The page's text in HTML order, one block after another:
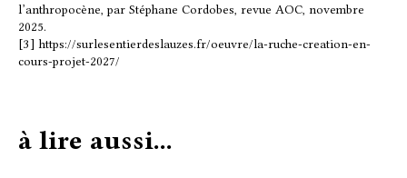
l’anthropocène, par Stéphane Cordobes, revue AOC, novembre
2025.
[3] https://surlesentierdeslauzes.fr/oeuvre/la-ruche-creation-en-
cours-projet-2027/
à lire aussi...